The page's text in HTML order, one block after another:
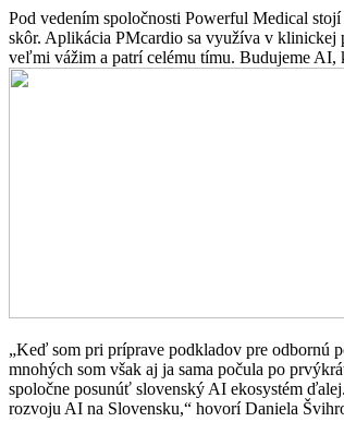
Pod vedením spoločnosti Powerful Medical
skôr. Aplikácia PMcardio sa využíva v klinickej
veľmi vážim a patrí celému tímu. Budujeme AI,
„Keď som pri príprave podkladov pre odbornú
mnohých som však aj ja sama počula po
spoločne posunúť slovenský AI ekosystém
rozvoju AI na Slovensku,“ hovorí Daniela